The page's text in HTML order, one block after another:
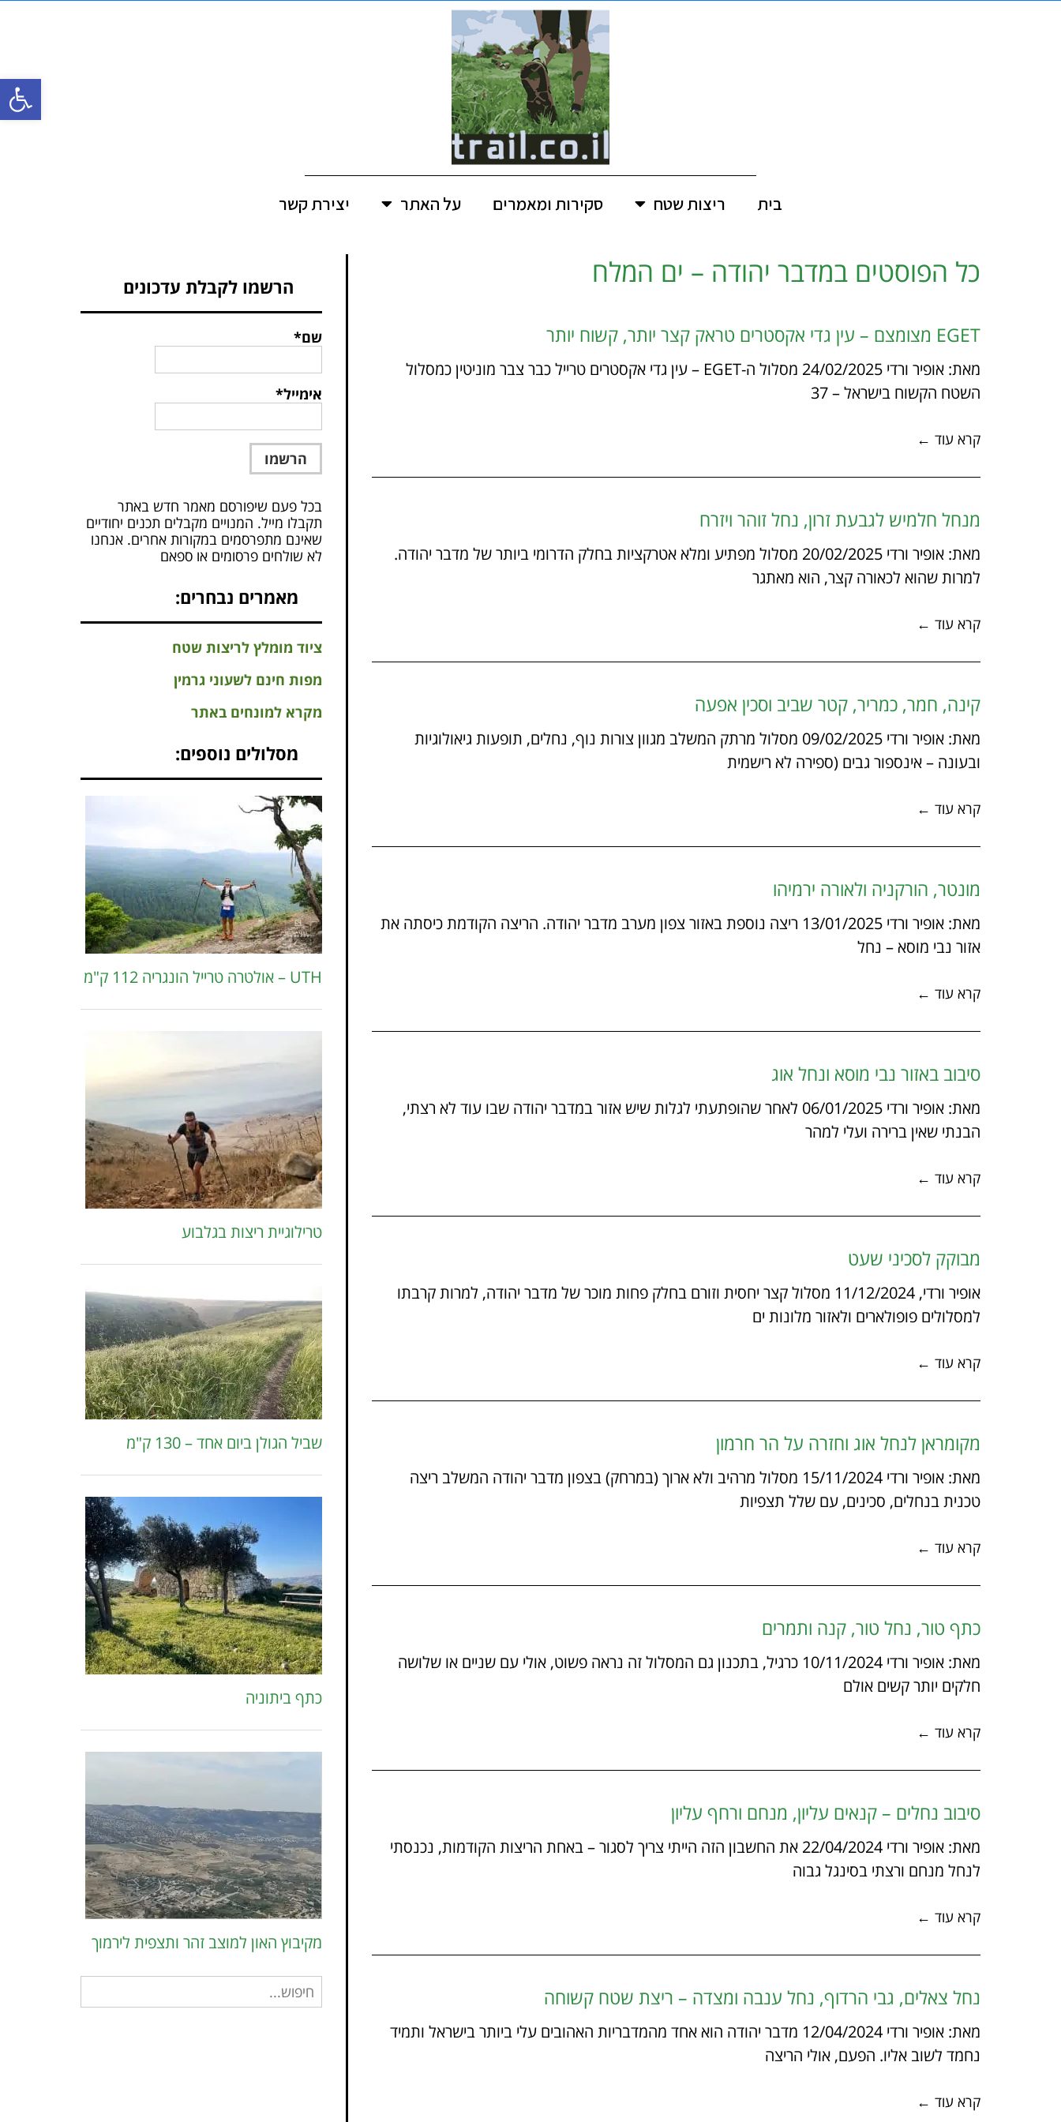
פתח
בית ריצות שטח סקירות ומאמרים על האתר יצירת קשר
כל הפוסטים במדבר יהודה – ים המלח
EGET מצומצם – עין גדי אקסטרים טראק קצר יותר, קשוח יותר
מאת: אופיר ורדי 24/02/2025 מסלול ה-EGET – עין גדי אקסטרים טרייל כבר צבר מוניטין כמסלול
השטח הקשוח בישראל – 37
קרא עוד ←
מנחל חלמיש לגבעת זרון, נחל זוהר ויזרח
מאת: אופיר ורדי 20/02/2025 מסלול מפתיע ומלא אטרקציות בחלק הדרומי ביותר של מדבר יהודה.
למרות שהוא לכאורה קצר, הוא מאתגר
קרא עוד ←
קינה, חמר, כמריר, קטר שביב וסכין אפעה
מאת: אופיר ורדי 09/02/2025 מסלול מרתק המשלב מגוון צורות נוף, נחלים, תופעות גיאולוגיות
ובעונה – אינספור גבים (ספירה לא רישמית
קרא עוד ←
מונטר, הורקניה ולאורה ירמיהו
מאת: אופיר ורדי 13/01/2025 ריצה נוספת באזור צפון מערב מדבר יהודה. הריצה הקודמת כיסתה את
אזור נבי מוסא – נחל
קרא עוד ←
סיבוב באזור נבי מוסא ונחל אוג
מאת: אופיר ורדי 06/01/2025 לאחר שהופתעתי לגלות שיש אזור במדבר יהודה שבו עוד לא רצתי,
הבנתי שאין ברירה ועלי למהר
קרא עוד ←
מבוקק לסכיני שעט
אופיר ורדי, 11/12/2024 מסלול קצר יחסית וזורם בחלק פחות מוכר של מדבר יהודה, למרות קרבתו
למסלולים פופולארים ולאזור מלונות ים
קרא עוד ←
מקומראן לנחל אוג וחזרה על הר חרמון
מאת: אופיר ורדי 15/11/2024 מסלול מרהיב ולא ארוך (במרחק) בצפון מדבר יהודה המשלב ריצה
טכנית בנחלים, סכינים, עם שלל תצפיות
קרא עוד ←
כתף טור, נחל טור, קנה ותמרים
מאת: אופיר ורדי 10/11/2024 כרגיל, בתכנון גם המסלול זה נראה פשוט, אולי עם שניים או שלושה
חלקים יותר קשים אולם
קרא עוד ←
סיבוב נחלים – קנאים עליון, מנחם ורחף עליון
מאת: אופיר ורדי 22/04/2024 את החשבון הזה הייתי צריך לסגור – באחת הריצות הקודמות, נכנסתי
לנחל מנחם ורצתי בסינגל גבוה
קרא עוד ←
נחל צאלים, גבי הרדוף, נחל ענבה ומצדה – ריצת שטח קשוחה
מאת: אופיר ורדי 12/04/2024 מדבר יהודה הוא אחד מהמדבריות האהובים עלי ביותר בישראל ותמיד
נחמד לשוב אליו. הפעם, אולי הריצה
קרא עוד ←
הרשמו לקבלת עדכונים
שם*
אימייל*
בכל פעם שיפורסם מאמר חדש באתר
תקבלו מייל. המנויים מקבלים תכנים יחודיים
שאינם מתפרסמים במקורות אחרים. אנחנו
לא שולחים פרסומים או ספאם
מאמרים נבחרים:
ציוד מומלץ לריצות שטח
מפות חינם לשעוני גרמין
מקרא למונחים באתר
מסלולים נוספים:
UTH – אולטרה טרייל הונגריה 112 ק"מ
טרילוגיית ריצות בגלבוע
שביל הגולן ביום אחד – 130 ק"מ
כתף ביתוניה
מקיבוץ האון למוצב זהר ותצפית לירמוך
חיפוש
עבור: